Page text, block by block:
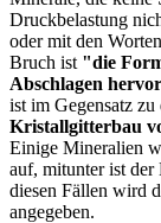
Druckbelastung
oder mit den
Bruch ist "die
Abschlagen
ist im Gegensatz zu
Kristallgitterbau
Einige Mineralien
auf, mitunter ist der
diesen Fällen wird
angegeben.